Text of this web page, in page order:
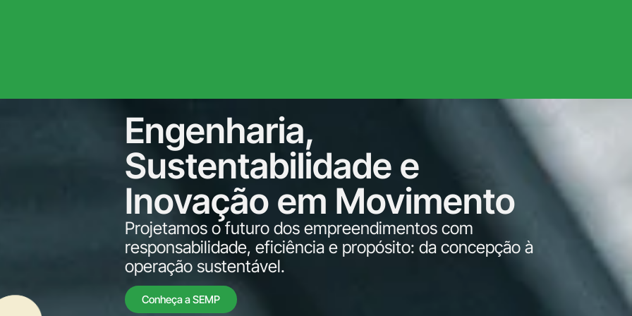
Engenharia,
Sustentabilidade e
Inovação em Movimento
Projetamos o futuro dos empreendimentos com
responsabilidade, eficiência e propósito: da concepção à
operação sustentável.
Conheça a SEMP